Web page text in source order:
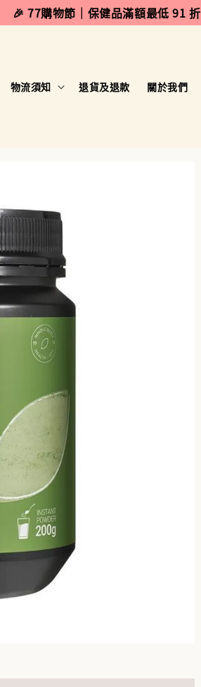
🎉 77購物節｜保健品滿額最低 91 折
物流須知 退貨及退款 關於我們